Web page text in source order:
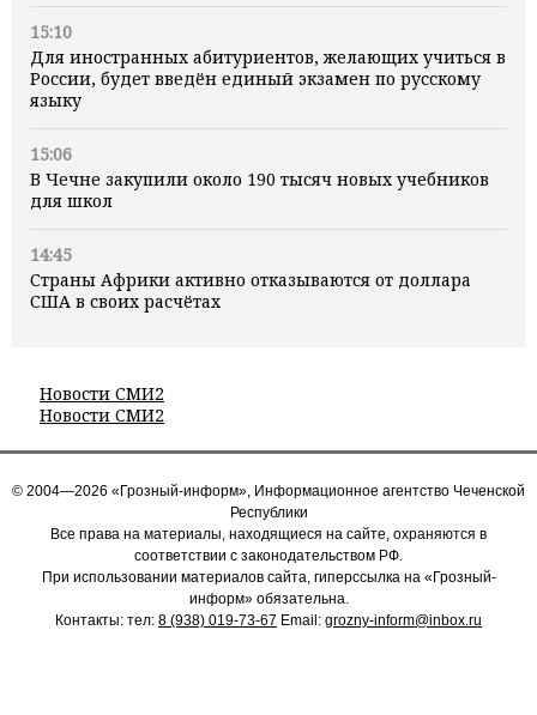
15:10
Для иностранных абитуриентов, желающих учиться в
России, будет введён единый экзамен по русскому
языку
15:06
В Чечне закупили около 190 тысяч новых учебников
для школ
14:45
Страны Африки активно отказываются от доллара
США в своих расчётах
Новости СМИ2
Новости СМИ2
© 2004—2026 «Грозный-информ», Информационное агентство Чеченской
Республики
Все права на материалы, находящиеся на сайте, охраняются в
соответствии с законодательством РФ.
При использовании материалов сайта, гиперссылка на «Грозный-
информ» обязательна.
Контакты: тел: 8 (938) 019-73-67 Email: grozny-inform@inbox.ru